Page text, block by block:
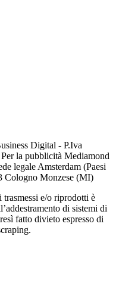
Digital - P.Iva
la pubblicità Mediamond
legale Amsterdam (Paesi
Cologno Monzese (MI)
e/o riprodotti è
di sistemi di
fatto divieto espresso di